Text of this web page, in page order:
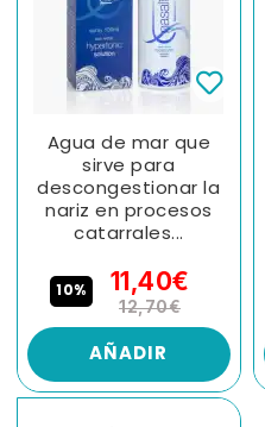
Agua de mar que
sirve para
descongestionar la
nariz en procesos
catarrales...
10% 11,40€
12,70€
AÑADIR